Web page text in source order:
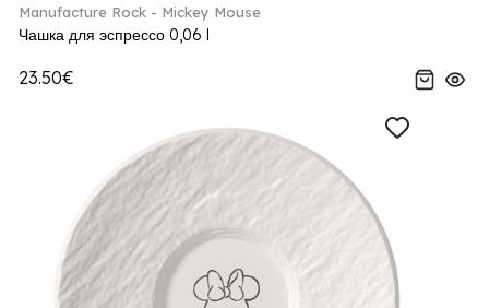
Manufacture Rock - Mickey Mouse
Чашка для эспрессо 0,06 l
23.50€